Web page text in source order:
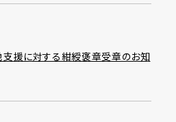
援に対する紺綬褒章受章のお知